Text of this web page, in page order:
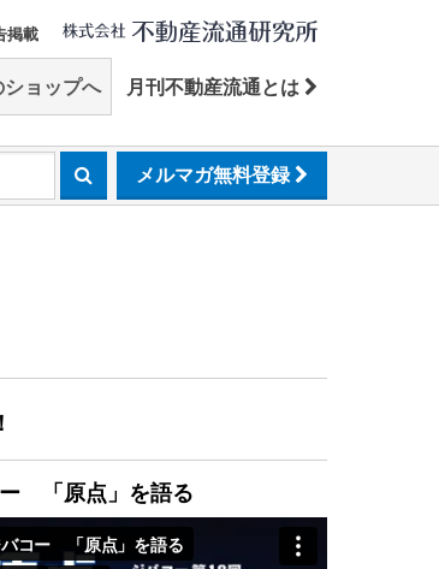
掲載
ショップへ 月刊不動産流通とは
メルマガ無料登録
「原点」を語る